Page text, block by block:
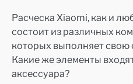
Расческа Xiaomi, как и
состоит из различных
которых выполняет
Какие же элементы
аксессуара?